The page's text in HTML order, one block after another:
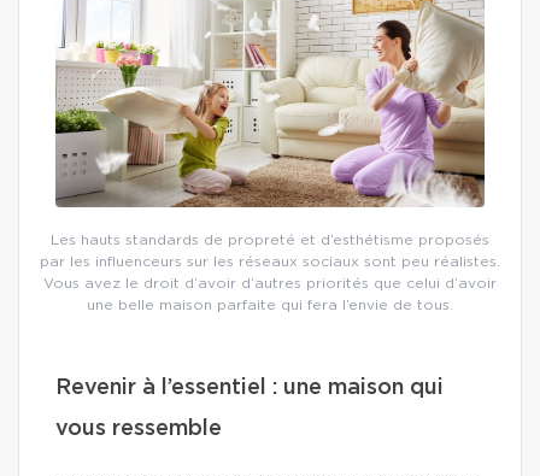
Les hauts standards de propreté et d’esthétisme proposés
par les influenceurs sur les réseaux sociaux sont peu réalistes.
Vous avez le droit d’avoir d’autres priorités que celui d’avoir
une belle maison parfaite qui fera l’envie de tous.
Revenir à l’essentiel : une maison qui
vous ressemble